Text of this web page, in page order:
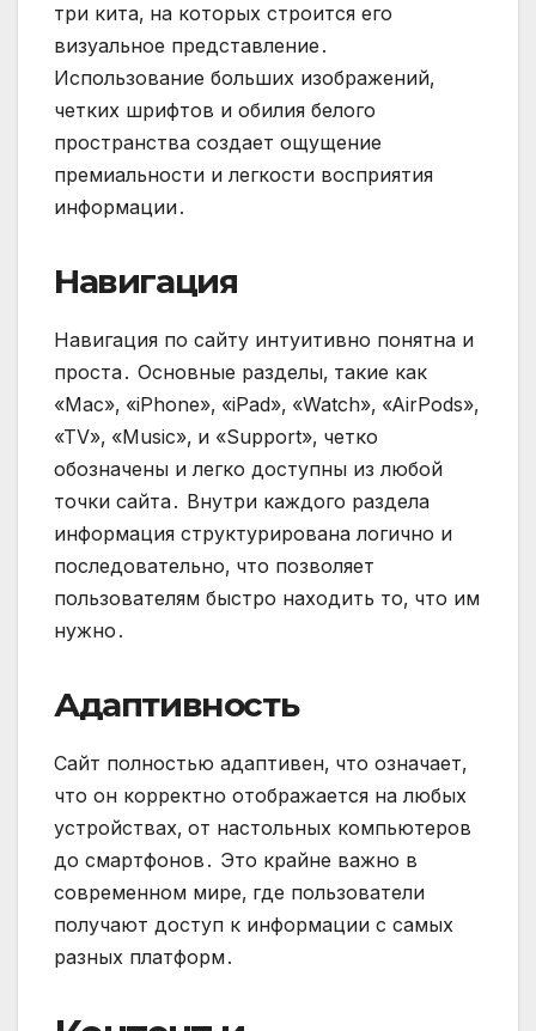
три кита‚ на которых строится его
визуальное представление․
Использование больших изображений‚
четких шрифтов и обилия белого
пространства создает ощущение
премиальности и легкости восприятия
информации․
Навигация
Навигация по сайту интуитивно понятна и
проста․ Основные разделы‚ такие как
«Mac»‚ «iPhone»‚ «iPad»‚ «Watch»‚ «AirPods»‚
«TV»‚ «Music»‚ и «Support»‚ четко
обозначены и легко доступны из любой
точки сайта․ Внутри каждого раздела
информация структурирована логично и
последовательно‚ что позволяет
пользователям быстро находить то‚ что им
нужно․
Адаптивность
Сайт полностью адаптивен‚ что означает‚
что он корректно отображается на любых
устройствах‚ от настольных компьютеров
до смартфонов․ Это крайне важно в
современном мире‚ где пользователи
получают доступ к информации с самых
разных платформ․